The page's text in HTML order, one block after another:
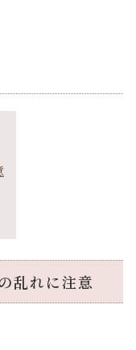
乱れに注意